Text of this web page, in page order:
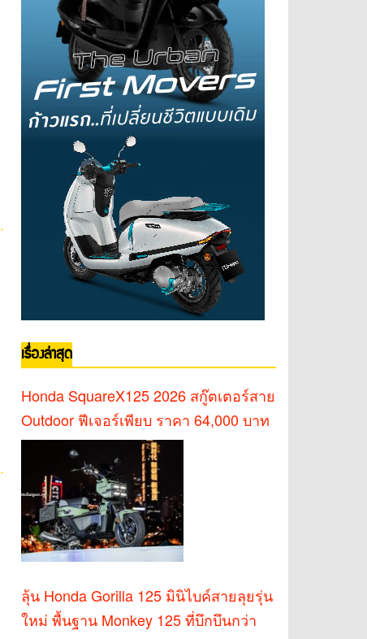
เรื่องล่าสุด
Honda SquareX125 2026 สกู๊ตเตอร์สาย
Outdoor ฟีเจอร์เพียบ ราคา 64,000 บาท
ลุ้น Honda Gorilla 125 มินิไบค์สายลุยรุ่น
ใหม่ พื้นฐาน Monkey 125 ที่บึกบึนกว่า